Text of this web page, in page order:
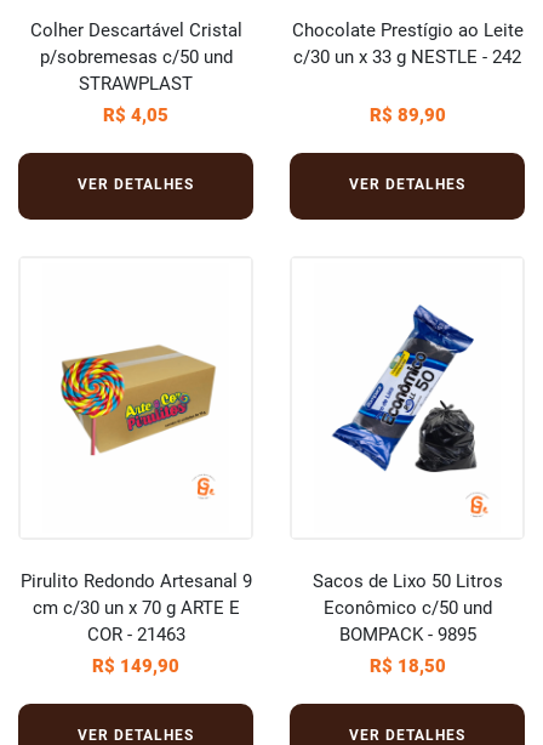
Colher Descartável Cristal
p/sobremesas c/50 und
STRAWPLAST
R$ 4,05
VER DETALHES
Chocolate Prestígio ao Leite
c/30 un x 33 g NESTLE - 242
R$ 89,90
VER DETALHES
Pirulito Redondo Artesanal 9
cm c/30 un x 70 g ARTE E
COR - 21463
R$ 149,90
VER DETALHES
Sacos de Lixo 50 Litros
Econômico c/50 und
BOMPACK - 9895
R$ 18,50
VER DETALHES